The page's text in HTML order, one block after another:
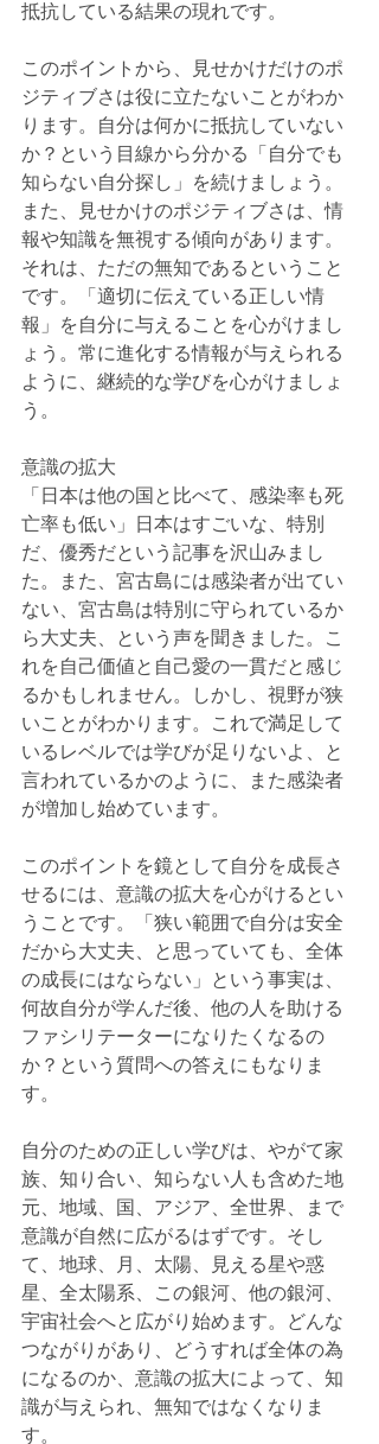
抵抗している結果の現れです。
このポイントから、見せかけだけのポ
ジティブさは役に立たないことがわか
ります。自分は何かに抵抗していない
か？という目線から分かる「自分でも
知らない自分探し」を続けましょう。
また、見せかけのポジティブさは、情
報や知識を無視する傾向があります。
それは、ただの無知であるということ
です。
「適切に伝えている正しい情
報」を自分に与えることを心がけまし
ょう。常に進化する情報が与えられる
ように、継続的な学びを心がけましょ
う。
意識の拡大
「日本は他の国と比べて、感染率も死
亡率も低い」日本はすごいな、特別
だ、優秀だという記事を沢山みまし
た。また、宮古島には感染者が出てい
ない、宮古島は特別に守られているか
ら大丈夫、という声を聞きました。こ
れを自己価値と自己愛の一貫だと感じ
るかもしれません。しかし、視野が狭
いことがわかります。これで満足して
いるレベルでは学びが足りないよ、と
言われているかのように、また感染者
が増加し始めています。
このポイントを鏡として自分を成長さ
せるには、意識の拡大を心がけるとい
うことです。「狭い範囲で自分は安全
だから大丈夫、と思っていても、全体
の成長にはならない」という事実は、
何故自分が学んだ後、他の人を助ける
ファシリテーターになりたくなるの
か？という質問への答えにもなりま
す。
自分のための正しい学びは、やがて家
族、知り合い、知らない人も含めた地
元、地域、国、アジア、全世界、まで
意識が自然に広がるはずです。そし
て、地球、月、太陽、見える星や惑
星、全太陽系、この銀河、他の銀河、
宇宙社会へと広がり始めます。どんな
つながりがあり、
どうすれば全体の為
になるのか、意識の拡大によって、知
識が与えられ、無知ではなくなりま
す。